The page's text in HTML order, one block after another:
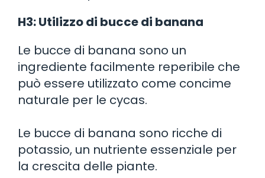
H3: Utilizzo di bucce di banana
Le bucce di banana sono un
ingrediente facilmente reperibile che
può essere utilizzato come concime
naturale per le cycas.
Le bucce di banana sono ricche di
potassio, un nutriente essenziale per
la crescita delle piante.